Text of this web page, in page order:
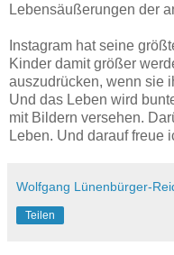
Lebensäußerungen der
Instagram hat seine
Kinder damit größer
auszudrücken, wenn sie
Und das Leben wird
mit Bildern versehen.
Leben. Und darauf freue
Wolfgang Lünenbürger-
Teilen